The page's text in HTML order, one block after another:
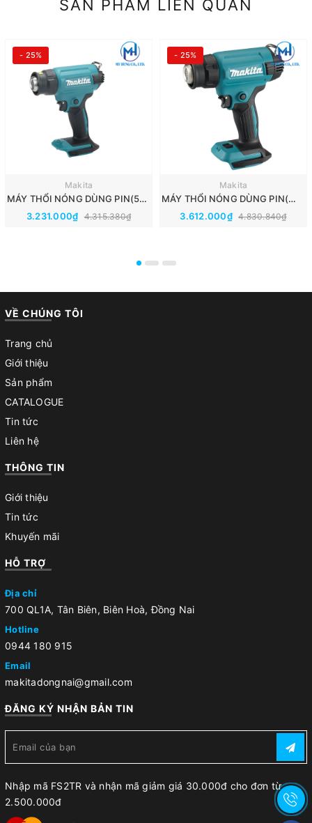
SẢN PHẨM LIÊN QUAN
- 25%
Makita
MÁY THỔI NÓNG DÙNG PIN(550℃)(18V) MAKITA DHG180ZK
3.231.000₫ 4.315.380₫
- 25%
Makita
MÁY THỔI NÓNG DÙNG PIN(～550℃)(18V) MAKITA DHG181ZK
3.612.000₫ 4.830.840₫
VỀ CHÚNG TÔI
Trang chủ
Giới thiệu
Sản phẩm
CATALOGUE
Tin tức
Liên hệ
THÔNG TIN
Giới thiệu
Tin tức
Khuyến mãi
HỖ TRỢ
Địa chỉ
700 QL1A, Tân Biên, Biên Hoà, Đồng Nai
Hotline
0944 180 915
Email
makitadongnai@gmail.com
ĐĂNG KÝ NHẬN BẢN TIN
Nhập mã FS2TR và nhận mã giảm giá 30.000đ cho đơn từ
2.500.000đ